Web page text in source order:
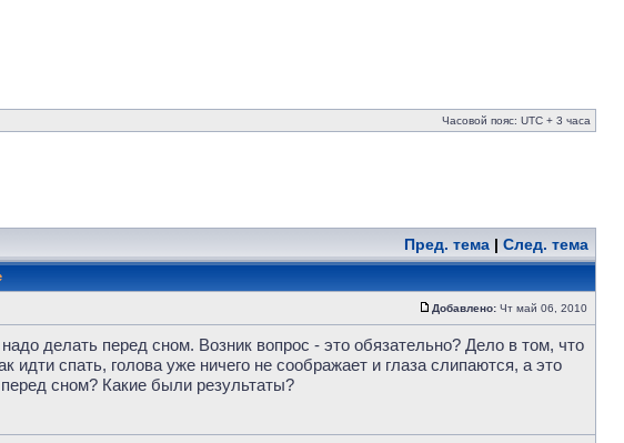
Часовой пояс: UTC + 3 часа
Пред. тема | След. тема
Добавлено: Чт май 06, 2010
делать перед сном. Возник вопрос - это обязательно? Дело в том, что
спать, голова уже ничего не соображает и глаза слипаются, а это
сном? Какие были результаты?